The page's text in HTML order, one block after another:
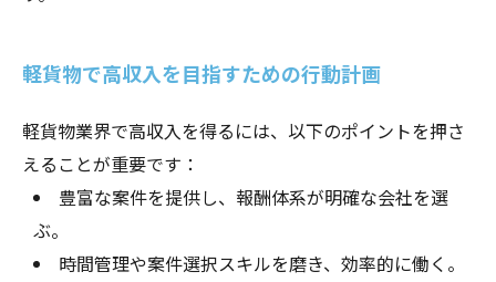
軽貨物で高収入を目指すための行動計画
軽貨物業界で高収入を得るには、以下のポイントを押さ
えることが重要です：
豊富な案件を提供し、報酬体系が明確な会社を選
ぶ。
時間管理や案件選択スキルを磨き、効率的に働く。